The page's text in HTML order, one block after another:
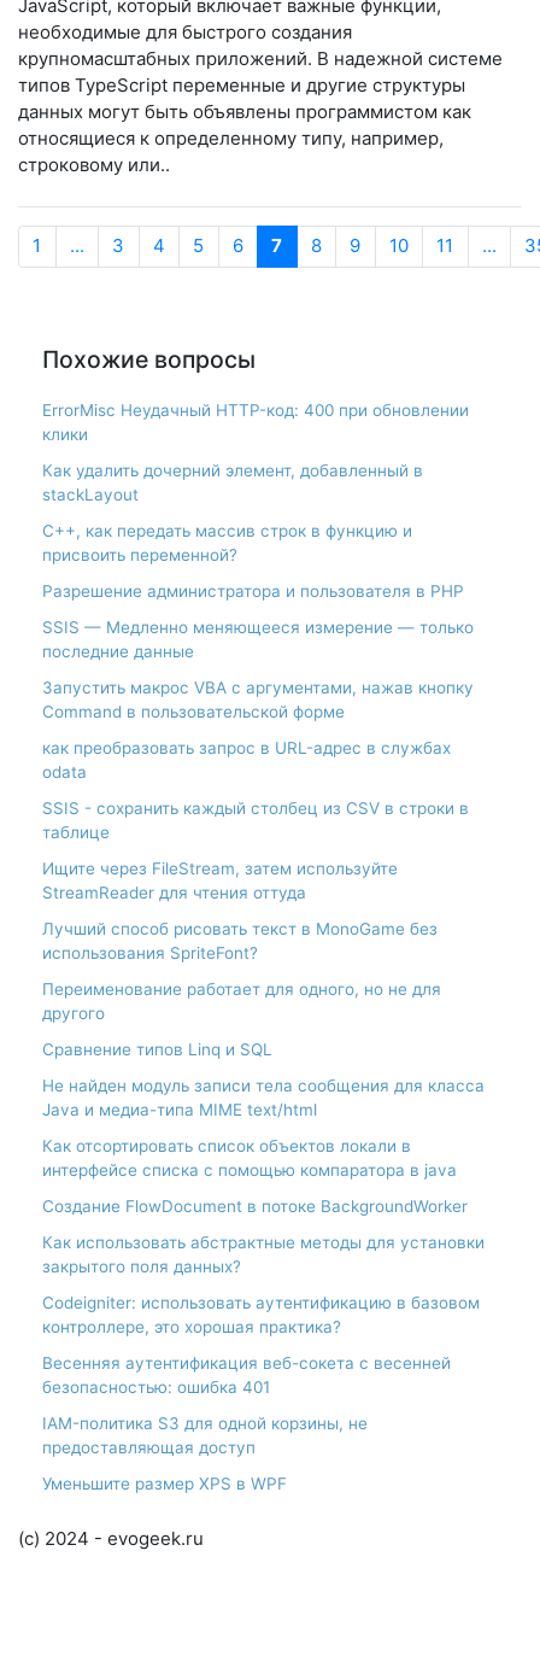
JavaScript, который включает важные функции,
необходимые для быстрого создания
крупномасштабных приложений. В надежной системе
типов TypeScript переменные и другие структуры
данных могут быть объявлены программистом как
относящиеся к определенному типу, например,
строковому или..
1 ... 3 4 5 6 7 8 9 10 11 ...
Похожие вопросы
ErrorMisc Неудачный HTTP-код: 400 при обновлении
клики
Как удалить дочерний элемент, добавленный в
stackLayout
С++, как передать массив строк в функцию и
присвоить переменной?
Разрешение администратора и пользователя в PHP
SSIS — Медленно меняющееся измерение — только
последние данные
Запустить макрос VBA с аргументами, нажав кнопку
Command в пользовательской форме
как преобразовать запрос в URL-адрес в службах
odata
SSIS - сохранить каждый столбец из CSV в строки в
таблице
Ищите через FileStream, затем используйте
StreamReader для чтения оттуда
Лучший способ рисовать текст в MonoGame без
использования SpriteFont?
Переименование работает для одного, но не для
другого
Сравнение типов Linq и SQL
Не найден модуль записи тела сообщения для класса
Java и медиа-типа MIME text/html
Как отсортировать список объектов локали в
интерфейсе списка с помощью компаратора в java
Создание FlowDocument в потоке BackgroundWorker
Как использовать абстрактные методы для установки
закрытого поля данных?
Codeigniter: использовать аутентификацию в базовом
контроллере, это хорошая практика?
Весенняя аутентификация веб-сокета с весенней
безопасностью: ошибка 401
IAM-политика S3 для одной корзины, не
предоставляющая доступ
Уменьшите размер XPS в WPF
(c) 2024 - evogeek.ru